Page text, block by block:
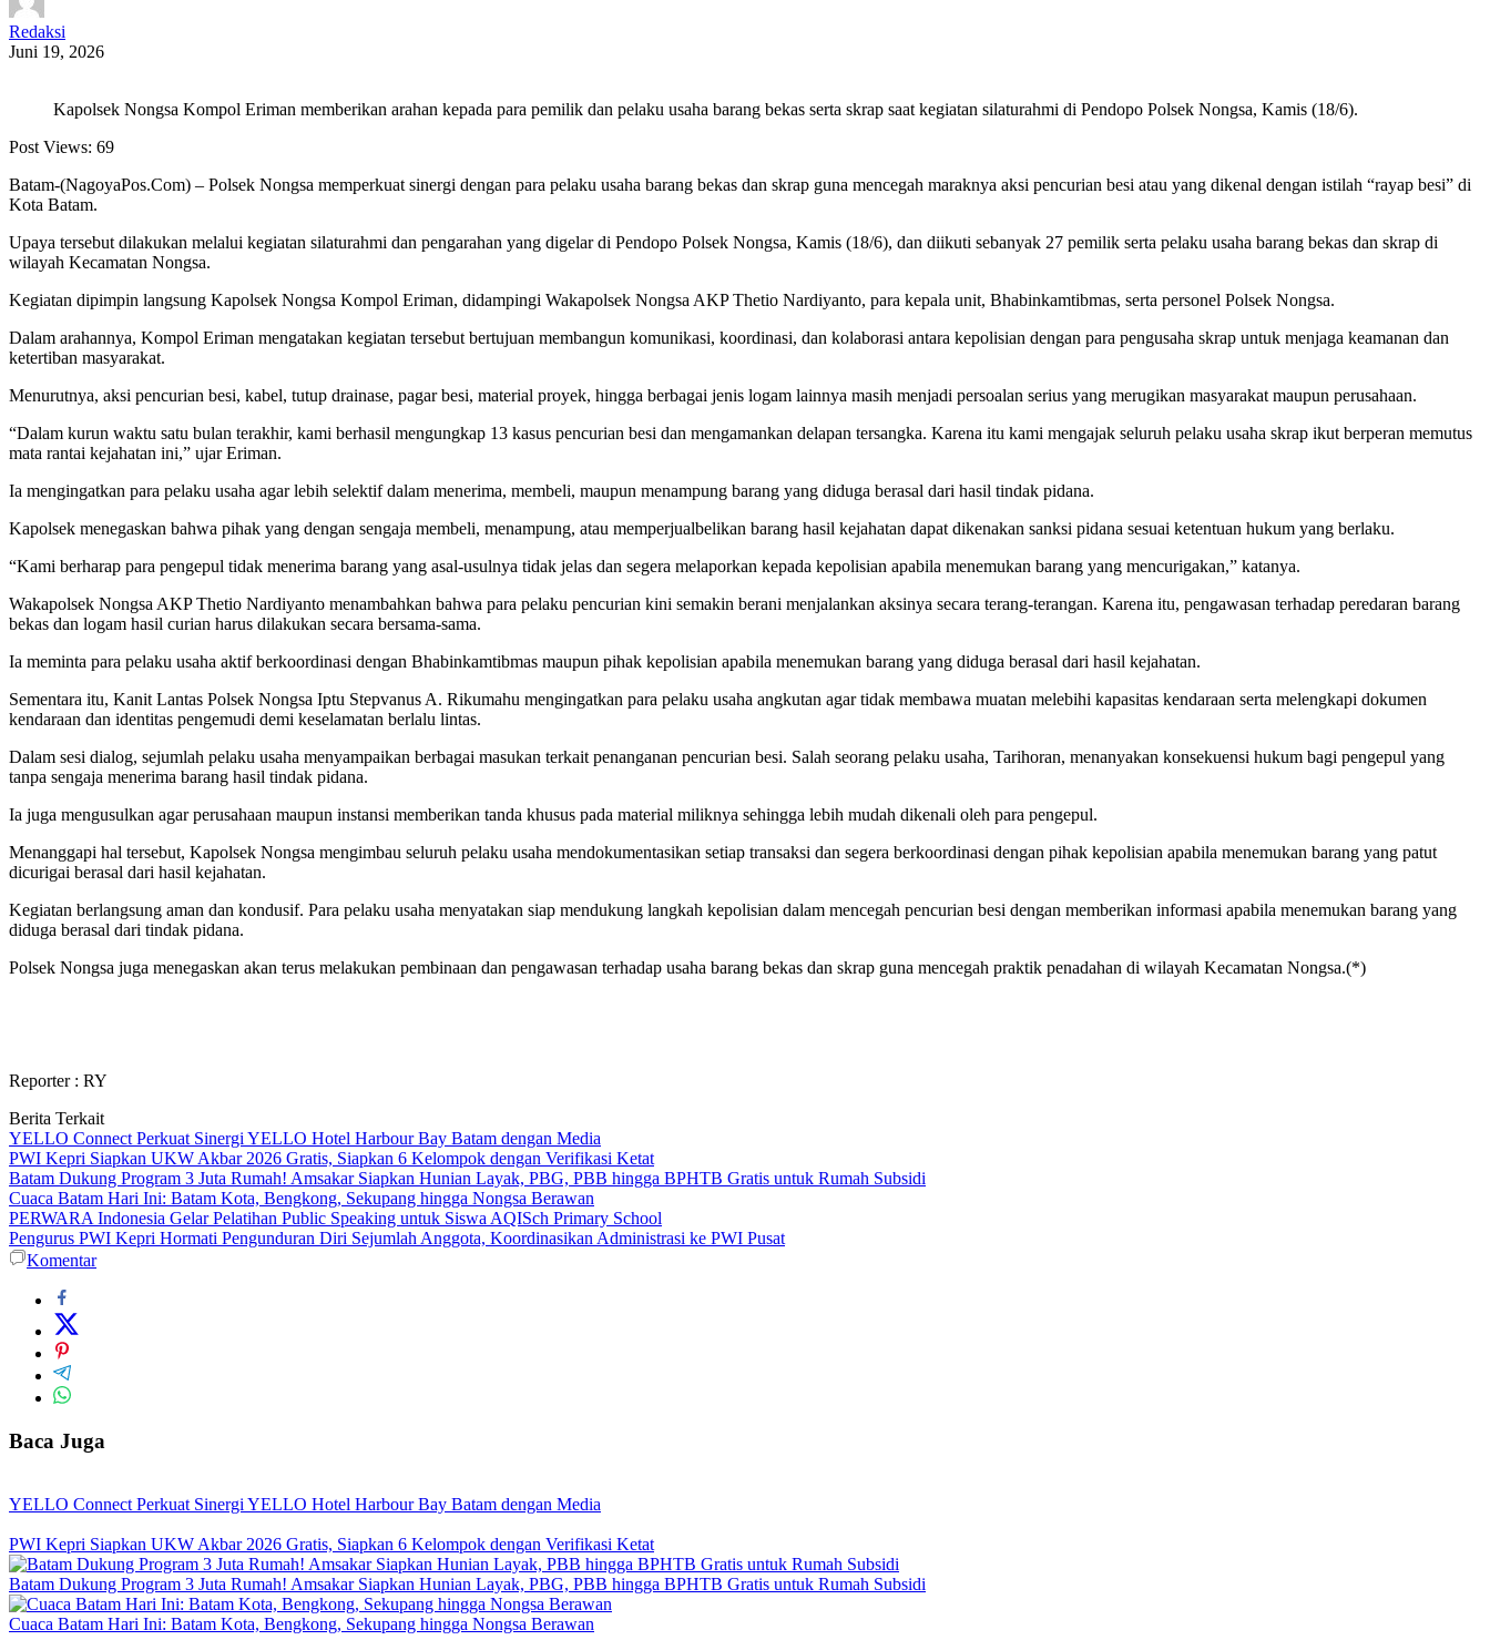
Redaksi
Juni 19, 2026
Kapolsek Nongsa Kompol Eriman memberikan arahan kepada para pemilik dan pelaku usaha barang bekas serta skrap saat kegiatan silaturahmi di Pendopo Polsek Nongsa, Kamis (18/6).
Post Views: 69
Batam-(NagoyaPos.Com) – Polsek Nongsa memperkuat sinergi dengan para pelaku usaha barang bekas dan skrap guna mencegah maraknya aksi pencurian besi atau yang dikenal dengan istilah “rayap besi” di
Kota Batam.
Upaya tersebut dilakukan melalui kegiatan silaturahmi dan pengarahan yang digelar di Pendopo Polsek Nongsa, Kamis (18/6), dan diikuti sebanyak 27 pemilik serta pelaku usaha barang bekas dan skrap di
wilayah Kecamatan Nongsa.
Kegiatan dipimpin langsung Kapolsek Nongsa Kompol Eriman, didampingi Wakapolsek Nongsa AKP Thetio Nardiyanto, para kepala unit, Bhabinkamtibmas, serta personel Polsek Nongsa.
Dalam arahannya, Kompol Eriman mengatakan kegiatan tersebut bertujuan membangun komunikasi, koordinasi, dan kolaborasi antara kepolisian dengan para pengusaha skrap untuk menjaga keamanan dan
ketertiban masyarakat.
Menurutnya, aksi pencurian besi, kabel, tutup drainase, pagar besi, material proyek, hingga berbagai jenis logam lainnya masih menjadi persoalan serius yang merugikan masyarakat maupun perusahaan.
“Dalam kurun waktu satu bulan terakhir, kami berhasil mengungkap 13 kasus pencurian besi dan mengamankan delapan tersangka. Karena itu kami mengajak seluruh pelaku usaha skrap ikut berperan memutus
mata rantai kejahatan ini,” ujar Eriman.
Ia mengingatkan para pelaku usaha agar lebih selektif dalam menerima, membeli, maupun menampung barang yang diduga berasal dari hasil tindak pidana.
Kapolsek menegaskan bahwa pihak yang dengan sengaja membeli, menampung, atau memperjualbelikan barang hasil kejahatan dapat dikenakan sanksi pidana sesuai ketentuan hukum yang berlaku.
“Kami berharap para pengepul tidak menerima barang yang asal-usulnya tidak jelas dan segera melaporkan kepada kepolisian apabila menemukan barang yang mencurigakan,” katanya.
Wakapolsek Nongsa AKP Thetio Nardiyanto menambahkan bahwa para pelaku pencurian kini semakin berani menjalankan aksinya secara terang-terangan. Karena itu, pengawasan terhadap peredaran barang
bekas dan logam hasil curian harus dilakukan secara bersama-sama.
Ia meminta para pelaku usaha aktif berkoordinasi dengan Bhabinkamtibmas maupun pihak kepolisian apabila menemukan barang yang diduga berasal dari hasil kejahatan.
Sementara itu, Kanit Lantas Polsek Nongsa Iptu Stepvanus A. Rikumahu mengingatkan para pelaku usaha angkutan agar tidak membawa muatan melebihi kapasitas kendaraan serta melengkapi dokumen
kendaraan dan identitas pengemudi demi keselamatan berlalu lintas.
Dalam sesi dialog, sejumlah pelaku usaha menyampaikan berbagai masukan terkait penanganan pencurian besi. Salah seorang pelaku usaha, Tarihoran, menanyakan konsekuensi hukum bagi pengepul yang
tanpa sengaja menerima barang hasil tindak pidana.
Ia juga mengusulkan agar perusahaan maupun instansi memberikan tanda khusus pada material miliknya sehingga lebih mudah dikenali oleh para pengepul.
Menanggapi hal tersebut, Kapolsek Nongsa mengimbau seluruh pelaku usaha mendokumentasikan setiap transaksi dan segera berkoordinasi dengan pihak kepolisian apabila menemukan barang yang patut
dicurigai berasal dari hasil kejahatan.
Kegiatan berlangsung aman dan kondusif. Para pelaku usaha menyatakan siap mendukung langkah kepolisian dalam mencegah pencurian besi dengan memberikan informasi apabila menemukan barang yang
diduga berasal dari tindak pidana.
Polsek Nongsa juga menegaskan akan terus melakukan pembinaan dan pengawasan terhadap usaha barang bekas dan skrap guna mencegah praktik penadahan di wilayah Kecamatan Nongsa.(*)
Reporter : RY
Berita Terkait
YELLO Connect Perkuat Sinergi YELLO Hotel Harbour Bay Batam dengan Media
PWI Kepri Siapkan UKW Akbar 2026 Gratis, Siapkan 6 Kelompok dengan Verifikasi Ketat
Batam Dukung Program 3 Juta Rumah! Amsakar Siapkan Hunian Layak, PBG, PBB hingga BPHTB Gratis untuk Rumah Subsidi
Cuaca Batam Hari Ini: Batam Kota, Bengkong, Sekupang hingga Nongsa Berawan
PERWARA Indonesia Gelar Pelatihan Public Speaking untuk Siswa AQISch Primary School
Pengurus PWI Kepri Hormati Pengunduran Diri Sejumlah Anggota, Koordinasikan Administrasi ke PWI Pusat
Komentar
Baca Juga
YELLO Connect Perkuat Sinergi YELLO Hotel Harbour Bay Batam dengan Media
PWI Kepri Siapkan UKW Akbar 2026 Gratis, Siapkan 6 Kelompok dengan Verifikasi Ketat
Batam Dukung Program 3 Juta Rumah! Amsakar Siapkan Hunian Layak, PBG, PBB hingga BPHTB Gratis untuk Rumah Subsidi
Cuaca Batam Hari Ini: Batam Kota, Bengkong, Sekupang hingga Nongsa Berawan